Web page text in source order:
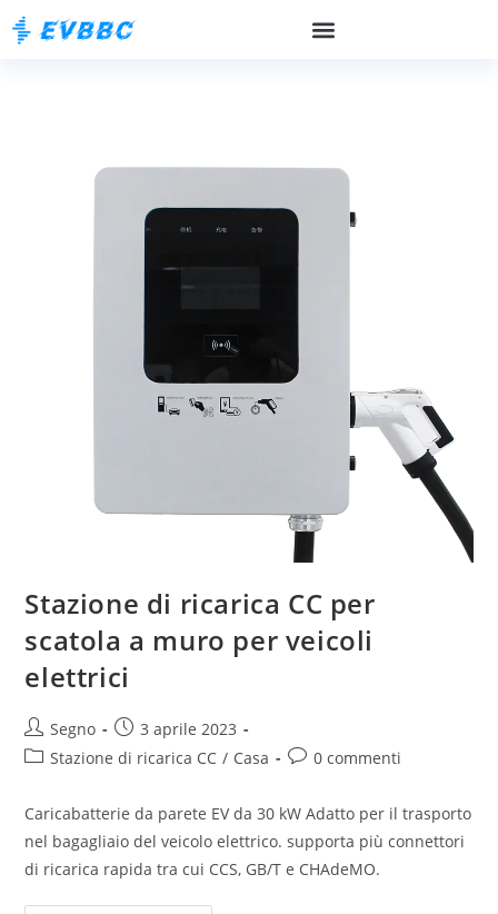
Stazione di ricarica CC per
scatola a muro per veicoli
elettrici
Segno
3 aprile 2023
Stazione di ricarica CC / Casa 0 commenti
Caricabatterie da parete EV da 30 kW Adatto per il trasporto
nel bagagliaio del veicolo elettrico. supporta più connettori
di ricarica rapida tra cui CCS, GB/T e CHAdeMO.